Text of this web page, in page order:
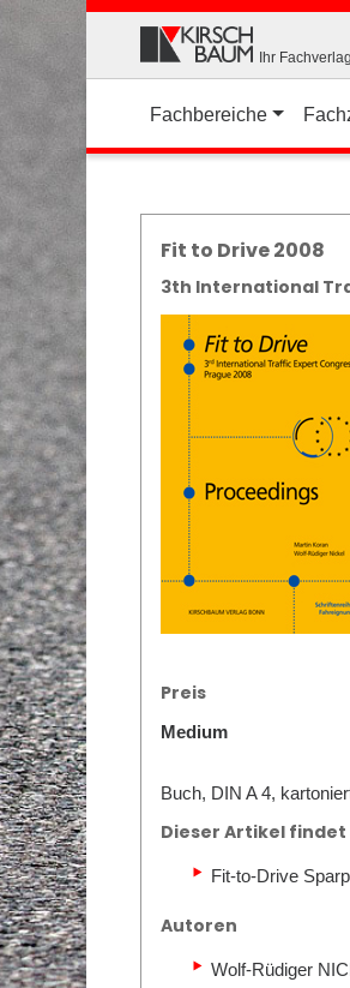
Ihr
Fachbereiche
Fit to Drive 2008
3th International
Preis
Medium
Buch, DIN A 4,
Dieser Artikel findet
Fit-to-Drive
Autoren
Wolf-Rüdiger